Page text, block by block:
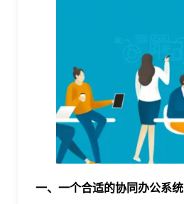
一、一个合适的协同办公系